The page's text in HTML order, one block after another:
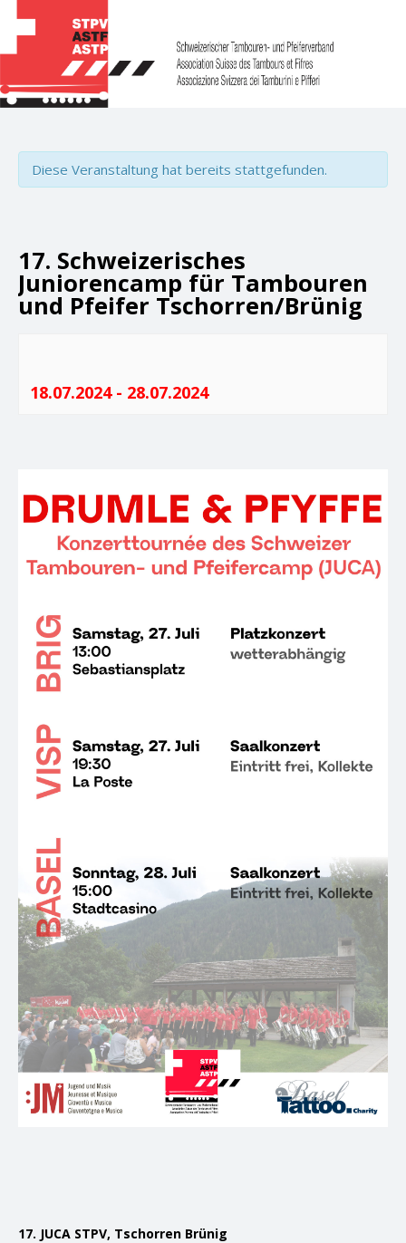
Diese Veranstaltung hat bereits stattgefunden.
17. Schweizerisches
Juniorencamp für Tambouren
und Pfeifer Tschorren/Brünig
18.07.2024- 28.07.2024
17. JUCA STPV, Tschorren Brünig